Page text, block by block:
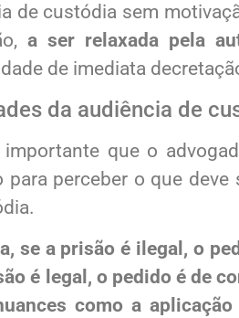
de custódia sem
a ser relaxada pela
de imediata
da audiência de
que o
para perceber o que
se a prisão é ilegal, o
é legal, o pedido é de
como a